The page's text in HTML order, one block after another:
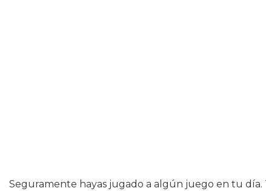
Seguramente hayas jugado a algún juego en tu día.